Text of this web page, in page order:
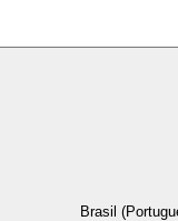
Brasil